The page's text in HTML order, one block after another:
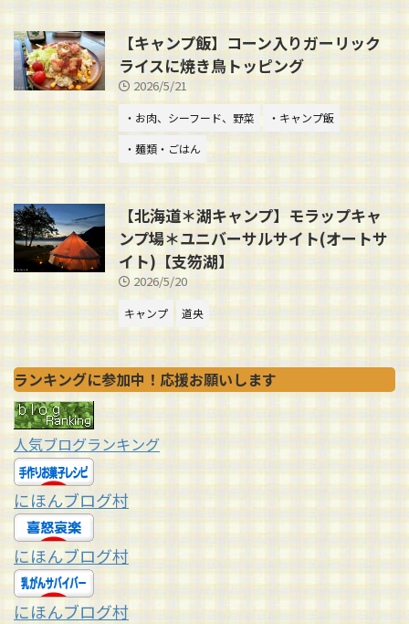
【キャンプ飯】コーン入りガーリック
ライスに焼き鳥トッピング
2026/5/21
・お肉、シーフード、野菜
・キャンプ飯
・麺類・ごはん
【北海道＊湖キャンプ】モラップキャ
ンプ場＊ユニバーサルサイト(オートサ
イト)【支笏湖】
2026/5/20
キャンプ 道央
ランキングに参加中！応援お願いします
人気ブログランキング
にほんブログ村
にほんブログ村
にほんブログ村